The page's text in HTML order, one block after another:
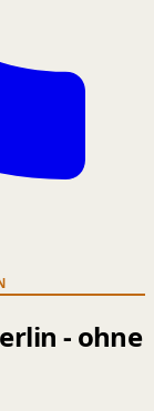
- ohne